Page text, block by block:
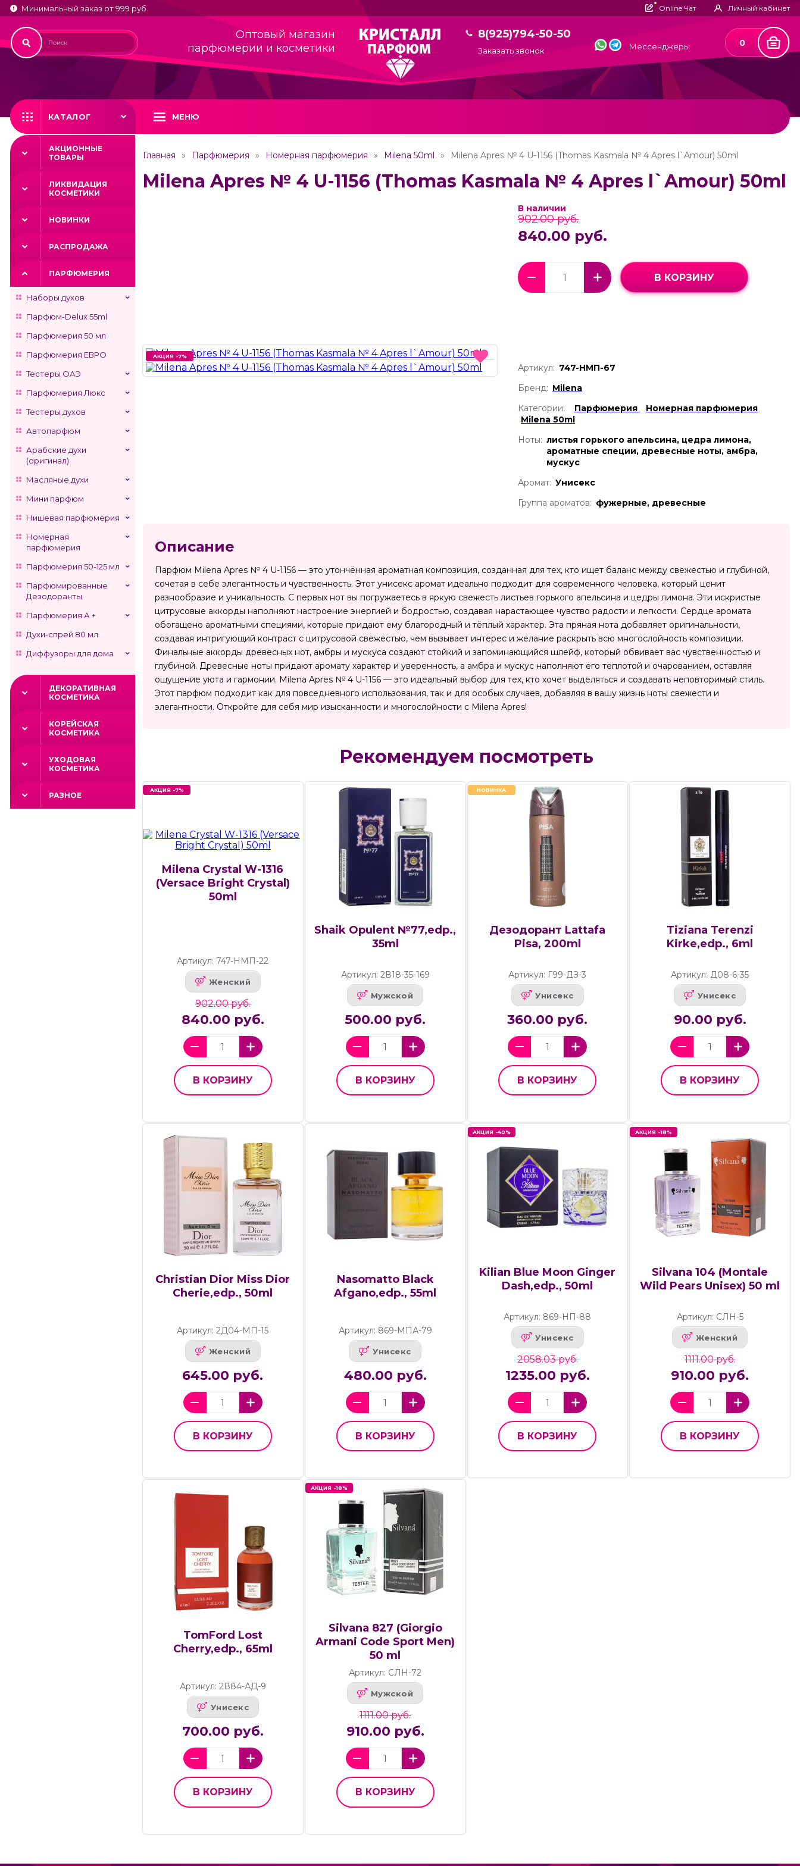
Минимальный заказ от 999 руб. Online Чат Личный кабинет
Оптовый магазин
парфюмерии и косметики
8(925)794-50-50
Заказать звонок Мессенджеры 0
КАТАЛОГ МЕНЮ
АКЦИОННЫЕ
ТОВАРЫ
ЛИКВИДАЦИЯ
КОСМЕТИКИ
НОВИНКИ
РАСПРОДАЖА
ПАРФЮМЕРИЯ
Наборы духов
Парфюм-Delux 55ml
Парфюмерия 50 мл
Парфюмерия ЕВРО
Тестеры ОАЭ
Парфюмерия Люкс
Тестеры духов
Автопарфюм
Арабские духи
(оригинал)
Масляные духи
Мини парфюм
Нишевая парфюмерия
Номерная
парфюмерия
Парфюмерия 50-125 мл
Парфюмированные
Дезодоранты
Парфюмерия А +
Духи-спрей 80 мл
Диффузоры для дома
ДЕКОРАТИВНАЯ
КОСМЕТИКА
КОРЕЙСКАЯ
КОСМЕТИКА
УХОДОВАЯ
КОСМЕТИКА
РАЗНОЕ
Главная Парфюмерия Номерная парфюмерия Milena 50ml Milena Apres № 4 U-1156 (Thomas Kasmala № 4 Apres l`Amour) 50ml
Milena Apres № 4 U-1156 (Thomas Kasmala № 4 Apres l`Amour) 50ml
АКЦИЯ -7%
АКЦИЯ -7%
В наличии
902.00 руб.
840.00 руб.
В КОРЗИНУ
Артикул: 747-НМП-67
Бренд: Milena
Категории:
Парфюмерия
Номерная парфюмерия
Milena 50ml
Ноты: листья горького апельсина, цедра лимона,
ароматные специи, древесные ноты, амбра,
мускус
Аромат: Унисекс
Группа ароматов: фужерные, древесные
Описание
Парфюм Milena Apres № 4 U-1156 — это утончённая ароматная композиция, созданная для тех, кто ищет баланс между свежестью и глубиной,
сочетая в себе элегантность и чувственность. Этот унисекс аромат идеально подходит для современного человека, который ценит
разнообразие и уникальность. С первых нот вы погружаетесь в яркую свежесть листьев горького апельсина и цедры лимона. Эти искристые
цитрусовые аккорды наполняют настроение энергией и бодростью, создавая нарастающее чувство радости и легкости. Сердце аромата
обогащено ароматными специями, которые придают ему благородный и тёплый характер. Эта пряная нота добавляет оригинальности,
создавая интригующий контраст с цитрусовой свежестью, чем вызывает интерес и желание раскрыть всю многослойность композиции.
Финальные аккорды древесных нот, амбры и мускуса создают стойкий и запоминающийся шлейф, который обвивает вас чувственностью и
глубиной. Древесные ноты придают аромату характер и уверенность, а амбра и мускус наполняют его теплотой и очарованием, оставляя
ощущение уюта и гармонии. Milena Apres № 4 U-1156 — это идеальный выбор для тех, кто хочет выделяться и создавать неповторимый стиль.
Этот парфюм подходит как для повседневного использования, так и для особых случаев, добавляя в вашу жизнь ноты свежести и
элегантности. Откройте для себя мир изысканности и многослойности с Milena Apres!
Рекомендуем посмотреть
АКЦИЯ -7%
Milena Crystal W-1316
(Versace Bright Crystal)
50ml
Артикул: 747-НМП-22
Женский
902.00 руб.
840.00 руб.
В КОРЗИНУ
Shaik Opulent №77,edp.,
35ml
Артикул: 2В18-35-169
Мужской
500.00 руб.
В КОРЗИНУ
НОВИНКА
Дезодорант Lattafa
Pisa, 200ml
Артикул: Г99-ДЗ-3
Унисекс
360.00 руб.
В КОРЗИНУ
Tiziana Terenzi
Kirke,edp., 6ml
Артикул: Д08-6-35
Унисекс
90.00 руб.
В КОРЗИНУ
Christian Dior Miss Dior
Cherie,edp., 50ml
Артикул: 2Д04-МП-15
Женский
645.00 руб.
В КОРЗИНУ
Nasomatto Black
Afgano,edp., 55ml
Артикул: 869-МПА-79
Унисекс
480.00 руб.
В КОРЗИНУ
АКЦИЯ -40%
Kilian Blue Moon Ginger
Dash,edp., 50ml
Артикул: 869-НП-88
Унисекс
2058.03 руб.
1235.00 руб.
В КОРЗИНУ
АКЦИЯ -18%
Silvana 104 (Montale
Wild Pears Unisex) 50 ml
Артикул: СЛН-5
Женский
1111.00 руб.
910.00 руб.
В КОРЗИНУ
TomFord Lost
Cherry,edp., 65ml
Артикул: 2В84-АД-9
Унисекс
700.00 руб.
В КОРЗИНУ
АКЦИЯ -18%
Silvana 827 (Giorgio
Armani Code Sport Men)
50 ml
Артикул: СЛН-72
Мужской
1111.00 руб.
910.00 руб.
В КОРЗИНУ